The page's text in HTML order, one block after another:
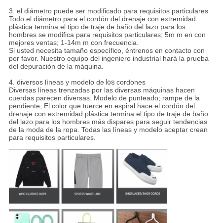
3. el diámetro puede ser modificado para requisitos particulares
Todo el diámetro para el cordón del drenaje con extremidad
plástica termina el tipo de traje de baño del lazo para los
hombres se modifica para requisitos particulares; 5m m en con
mejores ventas; 1-14m m con frecuencia.
Si usted necesita tamaño específico, éntrenos en contacto con
por favor. Nuestro equipo del ingeniero industrial hará la prueba
del depuración de la máquina.
4. diversos líneas y modelo de los cordones
Diversas líneas trenzadas por las diversas máquinas hacen
cuerdas parecen diversas. Modelo de punteado; rampe de la
pendiente; El color que tuerce en espiral hace el cordón del
drenaje con extremidad plástica termina el tipo de traje de baño
del lazo para los hombres más dispares para seguir tendencias
de la moda de la ropa. Todas las líneas y modelo aceptar crean
para requisitos particulares.